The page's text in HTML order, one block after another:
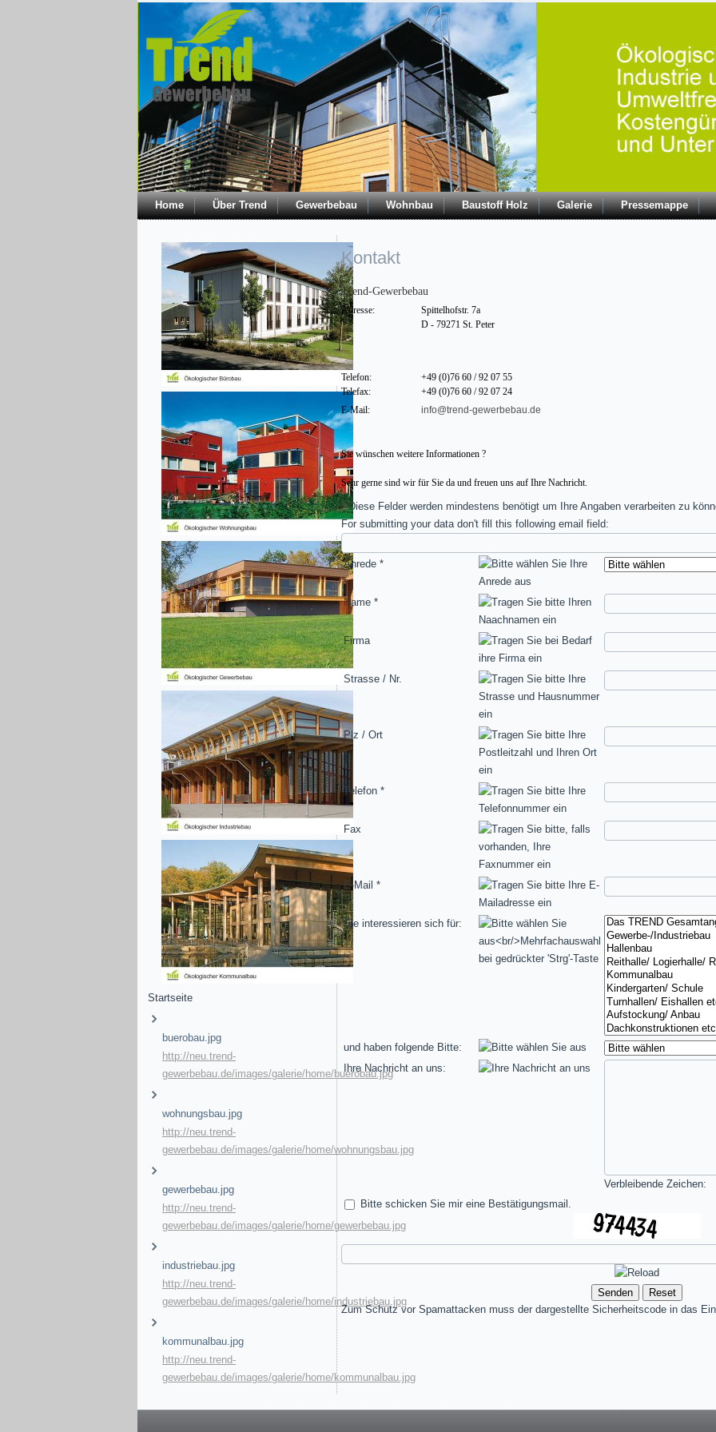
Home Über Trend Gewerbebau Wohnbau Baustoff Holz Galerie Pressemappe
Startseite
buerobau.jpg
http://neu.trend-
gewerbebau.de/images/galerie/home/buerobau.jpg
wohnungsbau.jpg
http://neu.trend-
gewerbebau.de/images/galerie/home/wohnungsbau.jpg
gewerbebau.jpg
http://neu.trend-
gewerbebau.de/images/galerie/home/gewerbebau.jpg
industriebau.jpg
http://neu.trend-
gewerbebau.de/images/galerie/home/industriebau.jpg
kommunalbau.jpg
http://neu.trend-
gewerbebau.de/images/galerie/home/kommunalbau.jpg
Kontakt
Trend-Gewerbebau
Adresse:
Spittelhofstr. 7a
D - 79271 St. Peter
Telefon:
+49 (0)76 60 / 92 07 55
Telefax:
+49 (0)76 60 / 92 07 24
E-Mail:
info@trend-gewerbebau.de
Sie wünschen weitere Informationen ?
Sehr gerne sind wir für Sie da und freuen uns auf Ihre Nachricht.
*Diese Felder werden mindestens benötigt um Ihre Angaben verarbeiten zu
For submitting your data don't fill this following email field:
Anrede *
Name *
Firma
Strasse / Nr.
Plz / Ort
Telefon *
Fax
E-Mail *
Sie interessieren sich für:
und haben folgende Bitte:
Ihre Nachricht an uns:
Verbleibende Zeichen:
Bitte schicken Sie mir eine Bestätigungsmail.
Zum Schutz vor Spamattacken muss der dargestellte Sicherheitscode in das